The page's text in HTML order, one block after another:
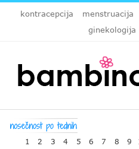
kontracepcija menstruacija
ginekologija
1 2 3 4 5 6 7 8 9